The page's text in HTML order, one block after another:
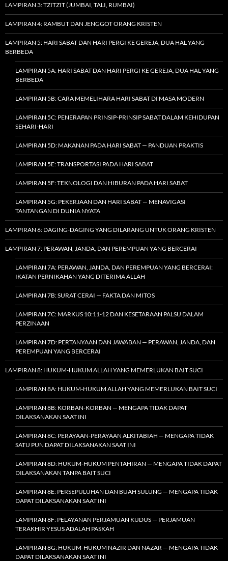
LAMPIRAN 3: TZITZIT (JUMBAI, TALI, RUMBAI)
LAMPIRAN 4: RAMBUT DAN JENGGOT ORANG KRISTEN
LAMPIRAN 5: HARI SABAT DAN HARI PERGI KE GEREJA, DUA HAL YANG
BERBEDA
LAMPIRAN 5A: HARI SABAT DAN HARI PERGI KE GEREJA, DUA HAL YANG
BERBEDA
LAMPIRAN 5B: CARA MEMELIHARA HARI SABAT DI MASA MODERN
LAMPIRAN 5C: PENERAPAN PRINSIP-PRINSIP SABAT DALAM KEHIDUPAN
SEHARI-HARI
LAMPIRAN 5D: MAKANAN PADA HARI SABAT — PANDUAN PRAKTIS
LAMPIRAN 5E: TRANSPORTASI PADA HARI SABAT
LAMPIRAN 5F: TEKNOLOGI DAN HIBURAN PADA HARI SABAT
LAMPIRAN 5G: PEKERJAAN DAN HARI SABAT — MENAVIGASI
TANTANGAN DI DUNIA NYATA
LAMPIRAN 6: DAGING-DAGING YANG DILARANG UNTUK ORANG KRISTEN
LAMPIRAN 7: PERAWAN, JANDA, DAN PEREMPUAN YANG BERCERAI
LAMPIRAN 7A: PERAWAN, JANDA, DAN PEREMPUAN YANG BERCERAI:
IKATAN PERNIKAHAN YANG DITERIMA ALLAH
LAMPIRAN 7B: SURAT CERAI — FAKTA DAN MITOS
LAMPIRAN 7C: MARKUS 10:11-12 DAN KESETARAAN PALSU DALAM
PERZINAAN
LAMPIRAN 7D: PERTANYAAN DAN JAWABAN — PERAWAN, JANDA, DAN
PEREMPUAN YANG BERCERAI
LAMPIRAN 8: HUKUM-HUKUM ALLAH YANG MEMERLUKAN BAIT SUCI
LAMPIRAN 8A: HUKUM-HUKUM ALLAH YANG MEMERLUKAN BAIT SUCI
LAMPIRAN 8B: KORBAN-KORBAN — MENGAPA TIDAK DAPAT
DILAKSANAKAN SAAT INI
LAMPIRAN 8C: PERAYAAN-PERAYAAN ALKITABIAH — MENGAPA TIDAK
SATU PUN DAPAT DILAKSANAKAN SAAT INI
LAMPIRAN 8D: HUKUM-HUKUM PENTAHIRAN — MENGAPA TIDAK DAPAT
DILAKSANAKAN TANPA BAIT SUCI
LAMPIRAN 8E: PERSEPULUHAN DAN BUAH SULUNG — MENGAPA TIDAK
DAPAT DILAKSANAKAN SAAT INI
LAMPIRAN 8F: PELAYANAN PERJAMUAN KUDUS — PERJAMUAN
TERAKHIR YESUS ADALAH PASKAH
LAMPIRAN 8G: HUKUM-HUKUM NAZIR DAN NAZAR — MENGAPA TIDAK
DAPAT DILAKSANAKAN SAAT INI